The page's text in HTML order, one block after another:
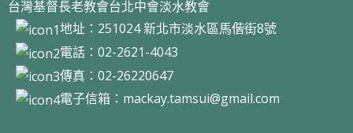
台灣基督長老教會台北中會淡水教會
地址：251024 新北市淡水區馬偕街8號
電話：02-2621-4043
傳真：02-26220647
電子信箱： mackay.tamsui@gmail.com